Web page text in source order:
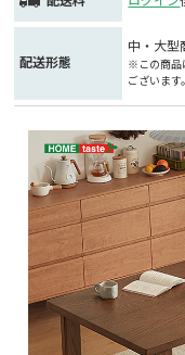
配送形態
中・大型
※この商品
ございます